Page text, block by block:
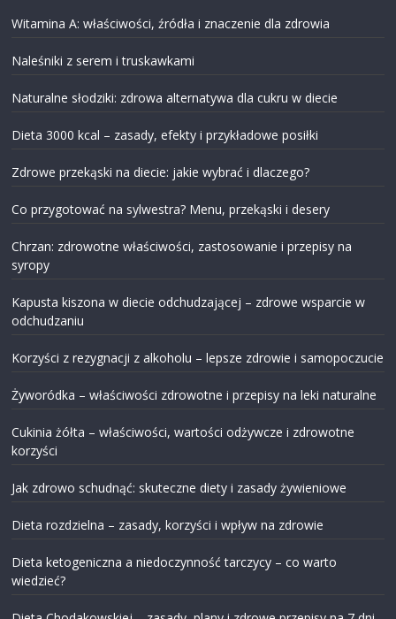
Witamina A: właściwości, źródła i znaczenie dla zdrowia
Naleśniki z serem i truskawkami
Naturalne słodziki: zdrowa alternatywa dla cukru w diecie
Dieta 3000 kcal – zasady, efekty i przykładowe posiłki
Zdrowe przekąski na diecie: jakie wybrać i dlaczego?
Co przygotować na sylwestra? Menu, przekąski i desery
Chrzan: zdrowotne właściwości, zastosowanie i przepisy na
syropy
Kapusta kiszona w diecie odchudzającej – zdrowe wsparcie w
odchudzaniu
Korzyści z rezygnacji z alkoholu – lepsze zdrowie i samopoczucie
Żyworódka – właściwości zdrowotne i przepisy na leki naturalne
Cukinia żółta – właściwości, wartości odżywcze i zdrowotne
korzyści
Jak zdrowo schudnąć: skuteczne diety i zasady żywieniowe
Dieta rozdzielna – zasady, korzyści i wpływ na zdrowie
Dieta ketogeniczna a niedoczynność tarczycy – co warto
wiedzieć?